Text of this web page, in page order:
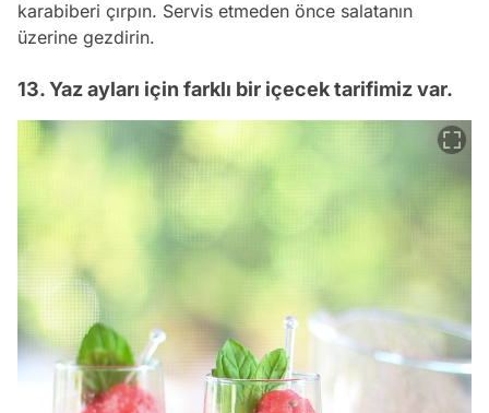
karabiberi çırpın. Servis etmeden önce salatanın
üzerine gezdirin.
13. Yaz ayları için farklı bir içecek tarifimiz var.